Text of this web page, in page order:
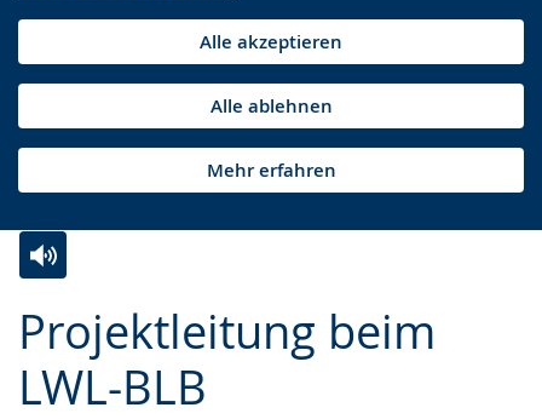
Alle akzeptieren
Alle ablehnen
Mehr erfahren
Projektleitung beim
LWL-BLB
Leichten
Sprache
wechseln.
Audio-
Unterstützung.
Video
in
Deutscher